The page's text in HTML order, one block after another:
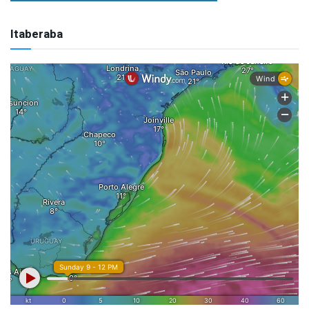
Itaberaba